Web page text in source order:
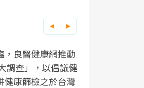
，良醫健康網推動
調查」，以倡議健
健康篩檢之於台灣